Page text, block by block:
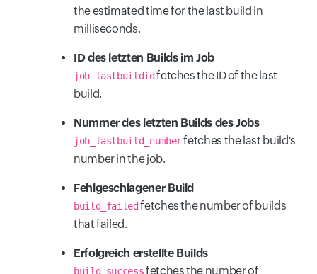
the estimated time for the last build in
milliseconds.
ID des letzten Builds im Job
job_lastbuildidfetches the ID of the last
build.
Nummer des letzten Builds des Jobs
job_lastbuild_numberfetches the last build's
number in the job.
Fehlgeschlagener Build
build_failedfetches the number of builds
that failed.
Erfolgreich erstellte Builds
build_successfetches the number of